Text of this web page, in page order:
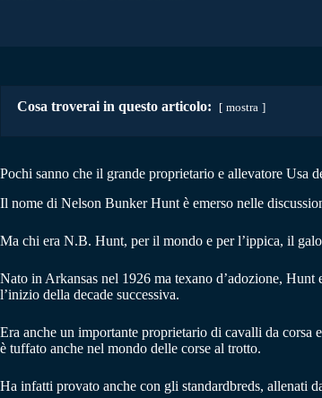
Cosa troverai in questo articolo: mostra
Pochi sanno che il grande proprietario e allevatore Usa
Il nome di Nelson Bunker Hunt è emerso nelle
Ma chi era N.B. Hunt, per il mondo e per l’ippica, il
Nato in Arkansas nel 1926 ma texano d’adozione,
l’inizio della decade successiva.
Era anche un importante proprietario di cavalli da
è tuffato anche nel mondo delle corse al trotto.
Ha infatti provato anche con gli standardbreds, allenati